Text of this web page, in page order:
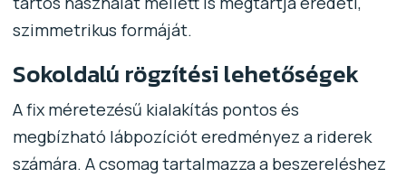
szimmetrikus formáját.
Sokoldalú rögzítési lehetőségek
A fix méretezésű kialakítás pontos és
megbízható lábpozíciót eredményez a riderek
számára. A csomag tartalmazza a beszereléshez